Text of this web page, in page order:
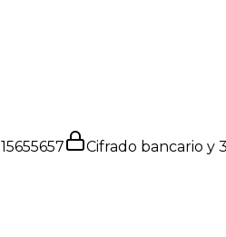
15655657 Cifrado bancario y